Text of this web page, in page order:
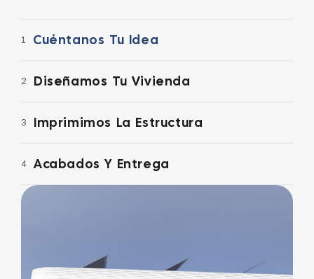
1 Cuéntanos Tu Idea
2 Diseñamos Tu Vivienda
3 Imprimimos La Estructura
4 Acabados Y Entrega